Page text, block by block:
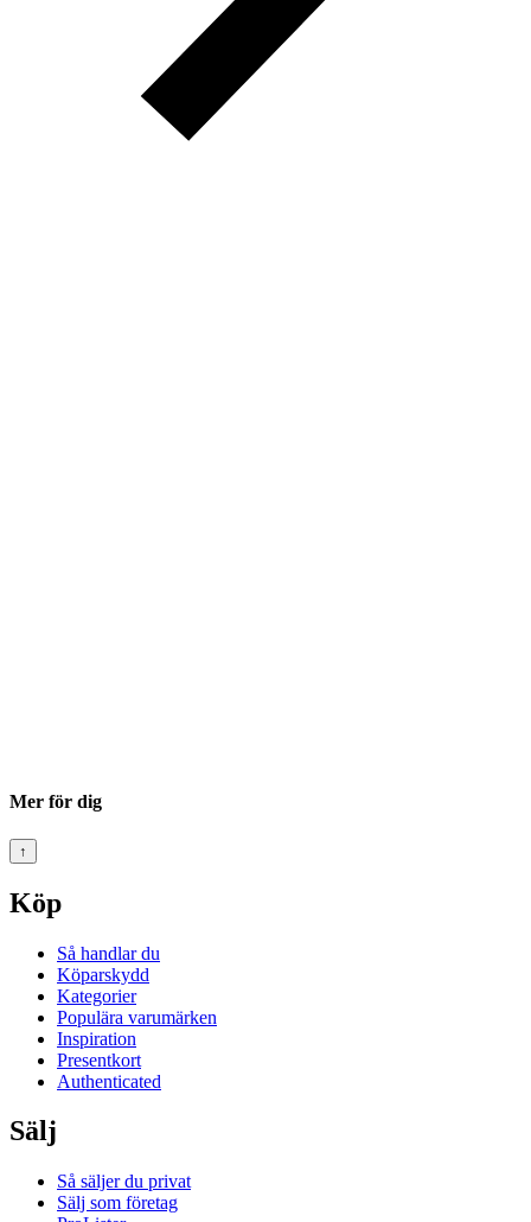
Mer för dig
↑
Köp
Så handlar du
Köparskydd
Kategorier
Populära varumärken
Inspiration
Presentkort
Authenticated
Sälj
Så säljer du privat
Sälj som företag